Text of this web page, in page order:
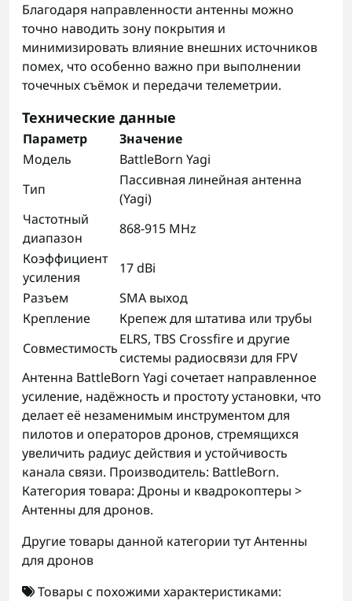
Благодаря направленности антенны можно
точно наводить зону покрытия и
минимизировать влияние внешних источников
помех, что особенно важно при выполнении
точечных съёмок и передачи телеметрии.
Технические данные
Параметр
Значение
Модель
BattleBorn Yagi
Тип
Пассивная линейная антенна
(Yagi)
Частотный
диапазон
868-915 MHz
Коэффициент
усиления
17 dBi
Разъем
SMA выход
Крепление
Крепеж для штатива или трубы
Совместимость
ELRS, TBS Crossfire и другие
системы радиосвязи для FPV
Антенна BattleBorn Yagi сочетает направленное
усиление, надёжность и простоту установки, что
делает её незаменимым инструментом для
пилотов и операторов дронов, стремящихся
увеличить радиус действия и устойчивость
канала связи. Производитель: BattleBorn.
Категория товара: Дроны и квадрокоптеры >
Антенны для дронов.
Другие товары данной категории тутАнтенны
для дронов
Товары с похожими характеристиками: